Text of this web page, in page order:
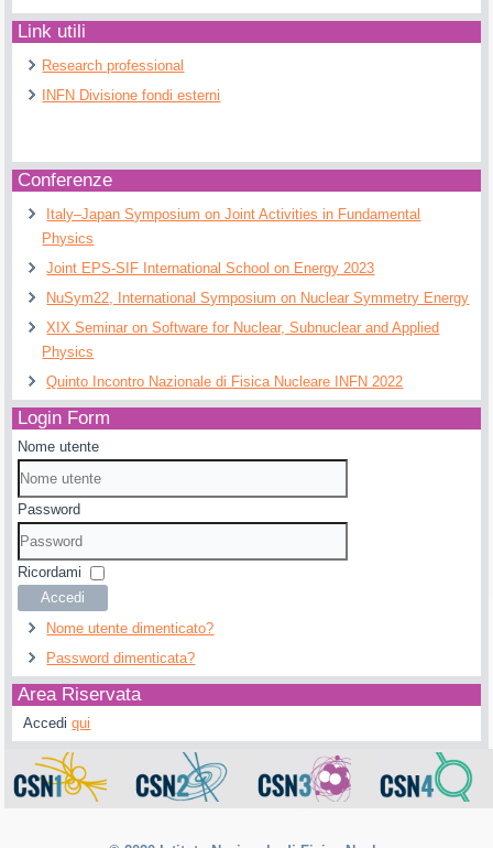
Link utili
Research professional
INFN Divisione fondi esterni
Conferenze
Italy–Japan Symposium on Joint Activities in Fundamental
Physics
Joint EPS-SIF International School on Energy 2023
NuSym22, International Symposium on Nuclear Symmetry Energy
XIX Seminar on Software for Nuclear, Subnuclear and Applied
Physics
Quinto Incontro Nazionale di Fisica Nucleare INFN 2022
Login Form
Nome utente
Password
Ricordami
Accedi
Nome utente dimenticato?
Password dimenticata?
Area Riservata
Accediqui